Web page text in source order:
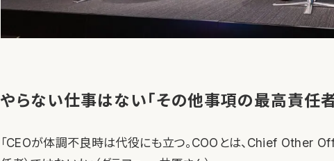
やらない仕事はない「その他事項の最高責任者
「CEOが体調不良時は代役にも立つ。COOとは、Chief Other